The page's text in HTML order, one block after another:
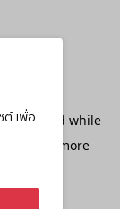
ต์ เพื่อ
occurred while
for more